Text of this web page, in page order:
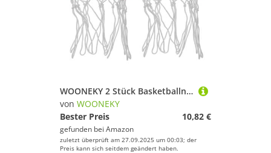
Geschlecht
Markierungen von WOONEKY
Bälle von WOONEKY
Gewichte von WOONEKY
Matten & Kissen von WOONEKY
Netze von WOONEKY
Kletterausrüstung von WOONEKY
WOONEKY 2 Stück Basketballnetz aus robustem wetterfestem Ersatznetz für Standard Basketballkorb strapazierfähig und reißfest geeignet für Training Freizeitaktivitäten und
von WOONEKY
Bester Preis
10,82 €
gefunden bei Amazon
zuletzt überprüft am 27.09.2025 um 00:03; der
Preis kann sich seitdem geändert haben.